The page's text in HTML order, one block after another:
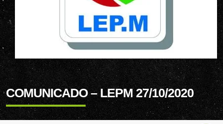
COMUNICADO – LEPM 27/10/2020